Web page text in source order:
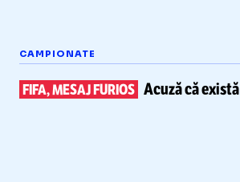
CAMPIONATE
FIFA, MESAJ FURIOS Acuză că există